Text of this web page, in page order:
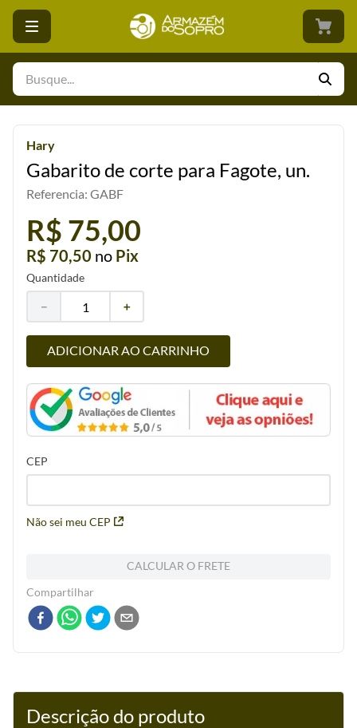
Busque...
Hary
Gabarito de corte para Fagote, un.
Referencia: GABF
R$ 75,00
R$ 70,50 no Pix
Quantidade
＋
－
ADICIONAR AO CARRINHO
CEP
Não sei meu CEP
CALCULAR O FRETE
Compartilhar
Descrição do produto